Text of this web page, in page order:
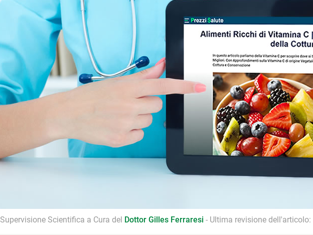
Supervisione Scientifica a Cura del Dottor Gilles Ferraresi - Ultima revisione dell'articolo: